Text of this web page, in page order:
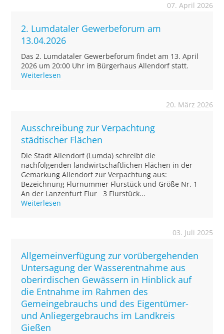
07. April 2026
2. Lumdataler Gewerbeforum am
13.04.2026
Das 2. Lumdataler Gewerbeforum findet am 13. April
2026 um 20:00 Uhr im Bürgerhaus Allendorf statt.
Weiterlesen
20. März 2026
Ausschreibung zur Verpachtung
städtischer Flächen
Die Stadt Allendorf (Lumda) schreibt die
nachfolgenden landwirtschaftlichen Flächen in der
Gemarkung Allendorf zur Verpachtung aus:
Bezeichnung Flurnummer Flurstück und Größe Nr. 1
An der Lanzenfurt Flur 3 Flurstück...
Weiterlesen
03. Juli 2025
Allgemeinverfügung zur vorübergehenden
Untersagung der Wasserentnahme aus
oberirdischen Gewässern in Hinblick auf
die Entnahme im Rahmen des
Gemeingebrauchs und des Eigentümer-
und Anliegergebrauchs im Landkreis
Gießen